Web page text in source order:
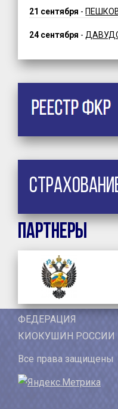
21 сентября -
24 сентября -
Партнеры
ФЕДЕРАЦИЯ
КИОКУШИН РОССИИ
Все права защищены